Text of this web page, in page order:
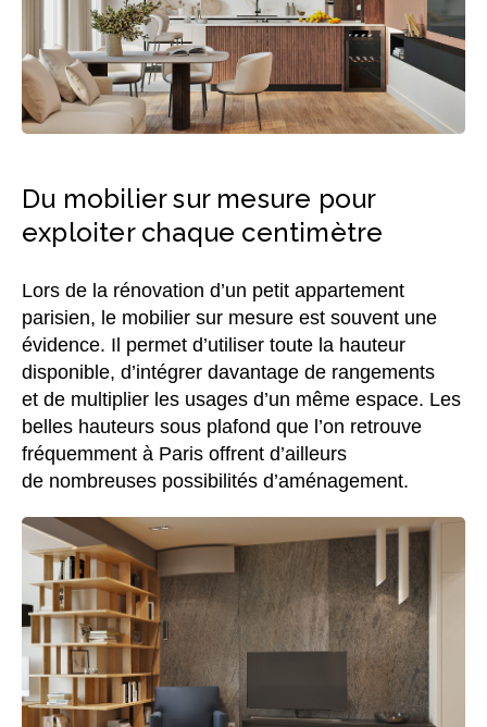
Du mobilier sur mesure pour
exploiter chaque centimètre
Lors de la rénovation d’un petit appartement
parisien, le mobilier sur mesure est souvent une
évidence. Il permet d’utiliser toute la hauteur
disponible, d’intégrer davantage de rangements
et de multiplier les usages d’un même espace. Les
belles hauteurs sous plafond que l’on retrouve
fréquemment à Paris offrent d’ailleurs
de nombreuses possibilités d’aménagement.